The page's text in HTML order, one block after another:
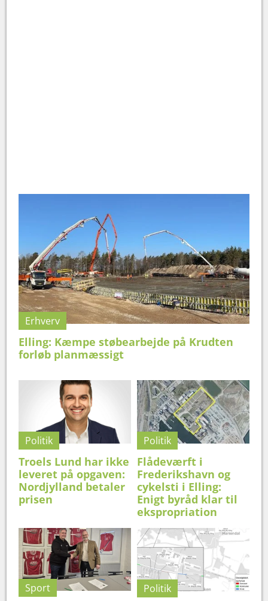
Erhverv
Elling: Kæmpe støbearbejde på Krudten
forløb planmæssigt
Politik
Troels Lund har ikke
leveret på opgaven:
Nordjylland betaler
prisen
Politik
Flådeværft i
Frederikshavn og
cykelsti i Elling:
Enigt byråd klar til
ekspropriation
Sport Politik